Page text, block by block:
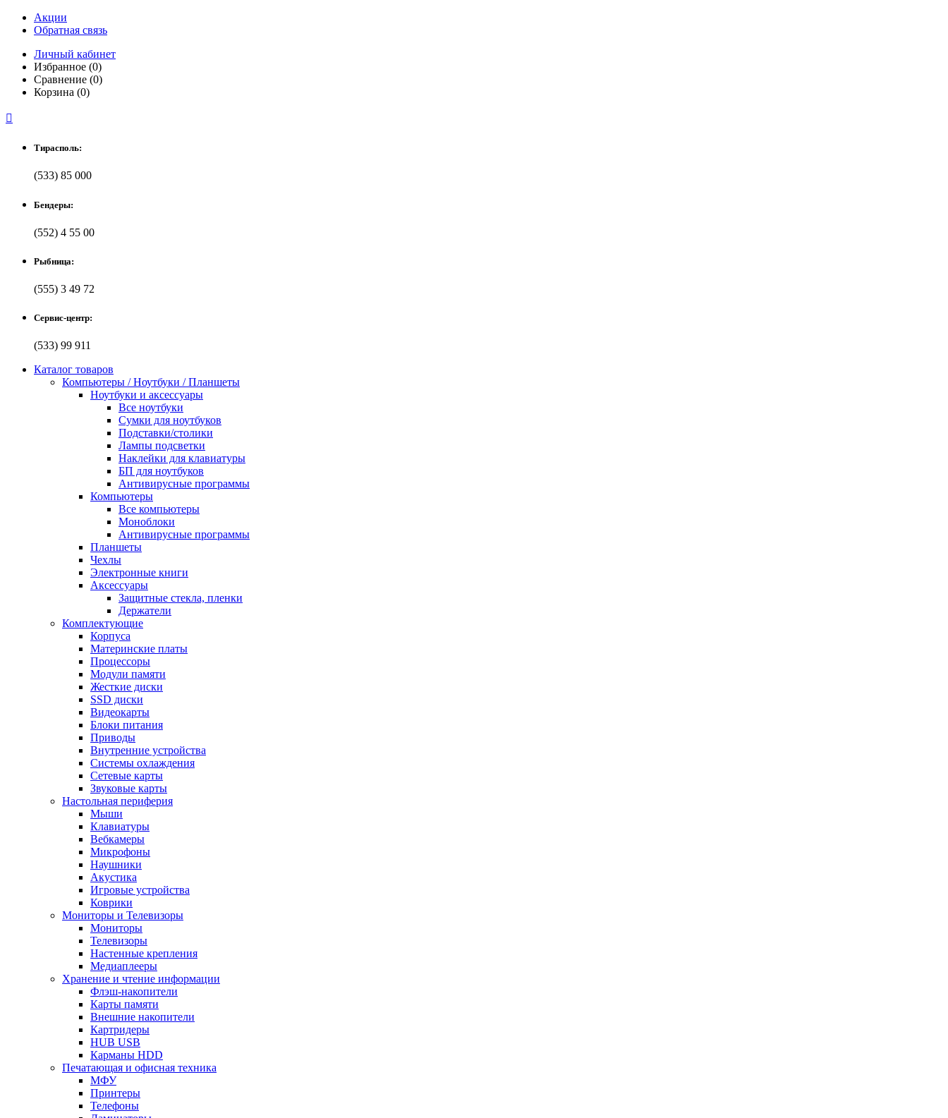
Акции
Обратная связь
Личный кабинет
Избранное (0)
Сравнение (0)
Корзина (0)

Тирасполь:
(533) 85 000
Бендеры:
(552) 4 55 00
Рыбница:
(555) 3 49 72
Сервис-центр:
(533) 99 911
Каталог товаров
Компьютеры / Ноутбуки / Планшеты
Ноутбуки и аксессуары
Все ноутбуки
Сумки для ноутбуков
Подставки/столики
Лампы подсветки
Наклейки для клавиатуры
БП для ноутбуков
Антивирусные программы
Компьютеры
Все компьютеры
Моноблоки
Антивирусные программы
Планшеты
Чехлы
Электронные книги
Аксессуары
Защитные стекла, пленки
Держатели
Комплектующие
Корпуса
Материнские платы
Процессоры
Модули памяти
Жесткие диски
SSD диски
Видеокарты
Блоки питания
Приводы
Внутренние устройства
Системы охлаждения
Сетевые карты
Звуковые карты
Настольная периферия
Мыши
Клавиатуры
Вебкамеры
Микрофоны
Наушники
Акустика
Игровые устройства
Коврики
Мониторы и Телевизоры
Мониторы
Телевизоры
Настенные крепления
Медиаплееры
Хранение и чтение информации
Флэш-накопители
Карты памяти
Внешние накопители
Картридеры
HUB USB
Карманы HDD
Печатающая и офисная техника
МФУ
Принтеры
Телефоны